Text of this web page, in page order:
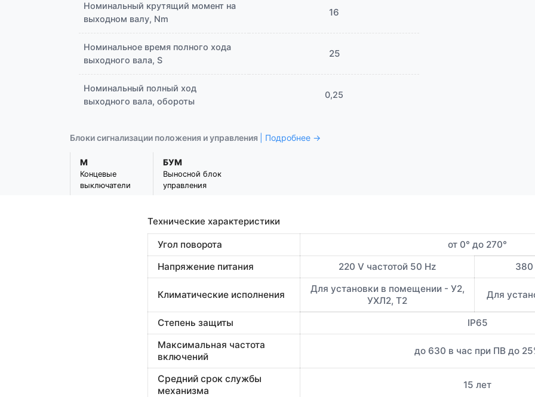
Номинальный крутящий момент на
выходном валу, Nm
16
Номинальное время полного хода
выходного вала, S
25
Номинальный полный ход
выходного вала, обороты
0,25
Блоки сигнализации положения и управления | Подробнее →
М
Концевые
выключатели
БУМ
Выносной блок
управления
Технические характеристики
Угол поворота
от 0° до 270°
Напряжение питания
220 V частотой 50 Hz 380
Климатические исполнения
Для установки в помещении - У2,
УХЛ2, Т2
Для
Степень защиты
IP65
Максимальная частота
включений
до 630 в час при ПВ до
Средний срок службы
механизма
15 лет